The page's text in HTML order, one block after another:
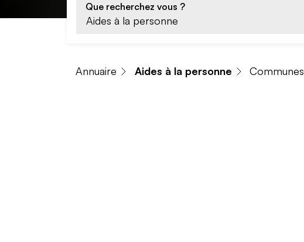
Que recherchez vous ?
Annuaire Aides à la personne Communes